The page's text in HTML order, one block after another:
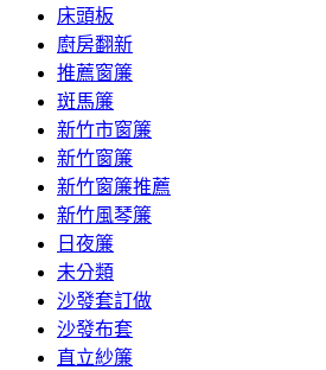
床頭板
廚房翻新
推薦窗簾
斑馬簾
新竹市窗簾
新竹窗簾
新竹窗簾推薦
新竹風琴簾
日夜簾
未分類
沙發套訂做
沙發布套
直立紗簾